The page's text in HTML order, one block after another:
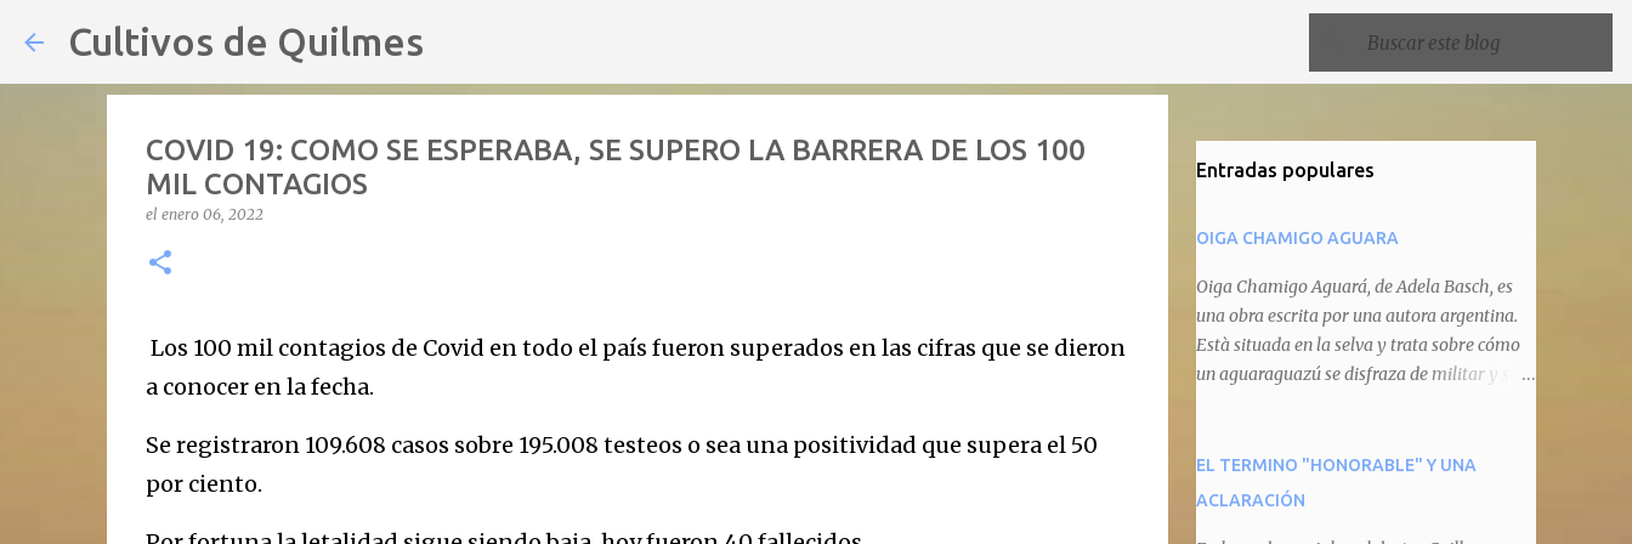
Cultivos de Quilmes
COVID 19: COMO SE ESPERABA, SE SUPERO LA BARRERA DE LOS 100
MIL CONTAGIOS
el enero 06, 2022
Los 100 mil contagios de Covid en todo el país fueron superados en las cifras que se dieron
a conocer en la fecha.
Se registraron 109.608 casos sobre 195.008 testeos o sea una positividad que supera el 50
por ciento.
Entradas populares
OIGA CHAMIGO AGUARA
Oiga Chamigo Aguará, de Adela Basch, es
una obra escrita por una autora argentina.
Està situada en la selva y trata sobre cómo
un aguaraguazú se disfraza de militar y se
animal que pretenda circular por ahí. En
primera instancia aparece Teteu, el tero,
EL TERMINO "HONORABLE" Y UNA
ACLARACIÓN